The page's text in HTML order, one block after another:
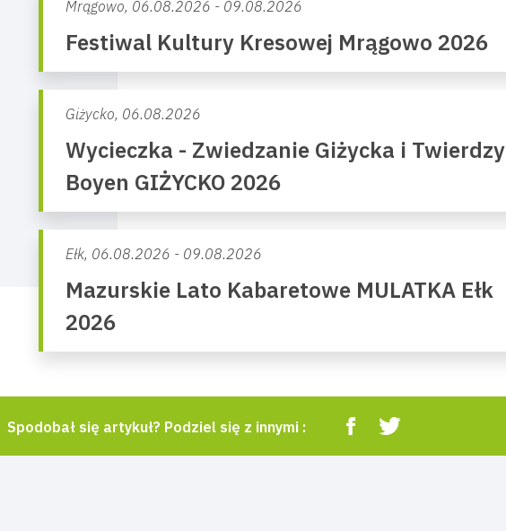
Mrągowo, 06.08.2026 - 09.08.2026
Festiwal Kultury Kresowej Mrągowo 2026
Giżycko, 06.08.2026
Wycieczka - Zwiedzanie Giżycka i Twierdzy
Boyen GIŻYCKO 2026
Ełk, 06.08.2026 - 09.08.2026
Mazurskie Lato Kabaretowe MULATKA Ełk
2026
Spodobał się artykuł? Podziel się z innymi :